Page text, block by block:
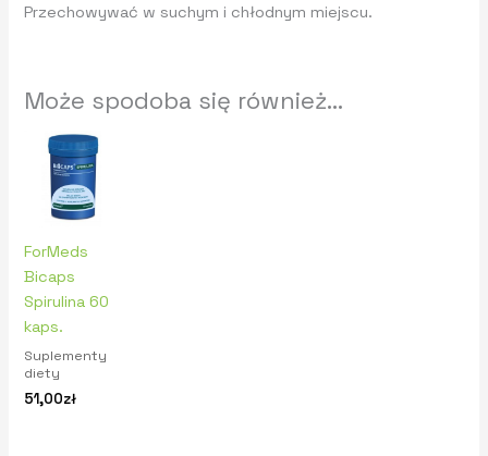
Przechowywać w suchym i chłodnym miejscu.
Może spodoba się również…
ForMeds
Bicaps
Spirulina 60
kaps.
Suplementy
diety
51,00zł